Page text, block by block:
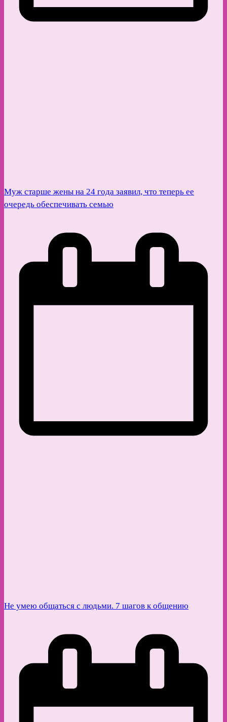
Муж старше жены на 24 года заявил, что теперь ее
очередь обеспечивать семью
Не умею общаться с людьми. 7 шагов к общению